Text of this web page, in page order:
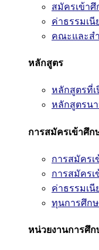
สมัครเข้าศึ
ค่าธรรมเ
คณะและส
หลักสูตร
หลักสูตรที่
หลักสูตรน
การสมัครเข้าศึก
การสมัคร
การสมัคร
ค่าธรรมเ
ทุนการศึก
หน่วยงานการศึก